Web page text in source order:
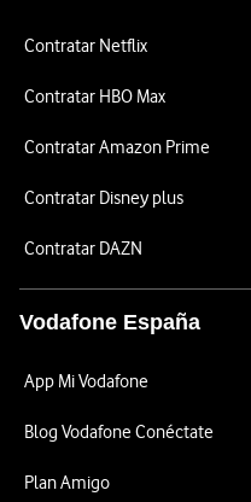
Contratar Netflix
Contratar HBO Max
Contratar Amazon Prime
Contratar Disney plus
Contratar DAZN
Vodafone España
App Mi Vodafone
Blog Vodafone Conéctate
Plan Amigo